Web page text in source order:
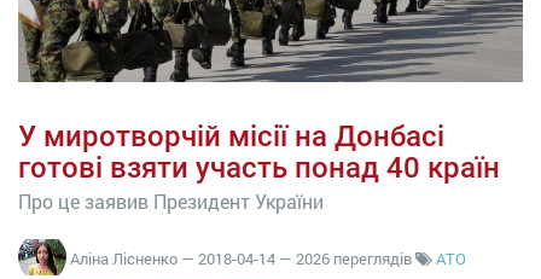
У миротворчій місії на Донбасі
готові взяти участь понад 40 країн
Про це заявив Президент України
Аліна Лісненко — 2018-04-14 — 2026 переглядів
АТО